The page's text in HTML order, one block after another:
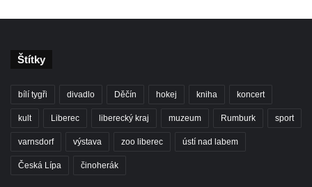
Štítky
bílí tygři divadlo Děčín hokej kniha koncert
kult Liberec liberecký kraj muzeum Rumburk sport
varnsdorf výstava zoo liberec ústí nad labem
Česká Lípa činoherák